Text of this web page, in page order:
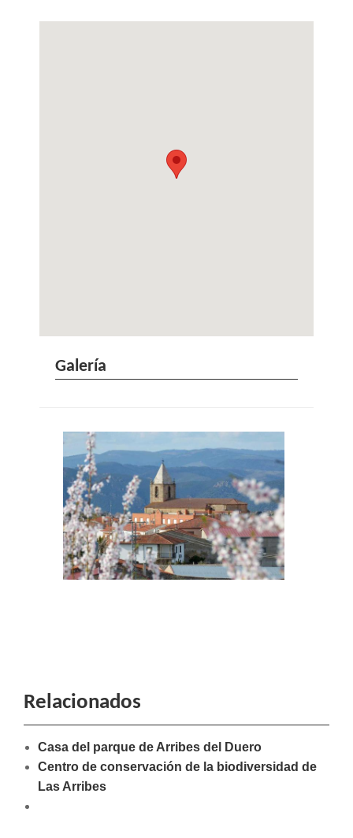
Galería
Relacionados
Casa del parque de Arribes del Duero
Centro de conservación de la biodiversidad de
Las Arribes